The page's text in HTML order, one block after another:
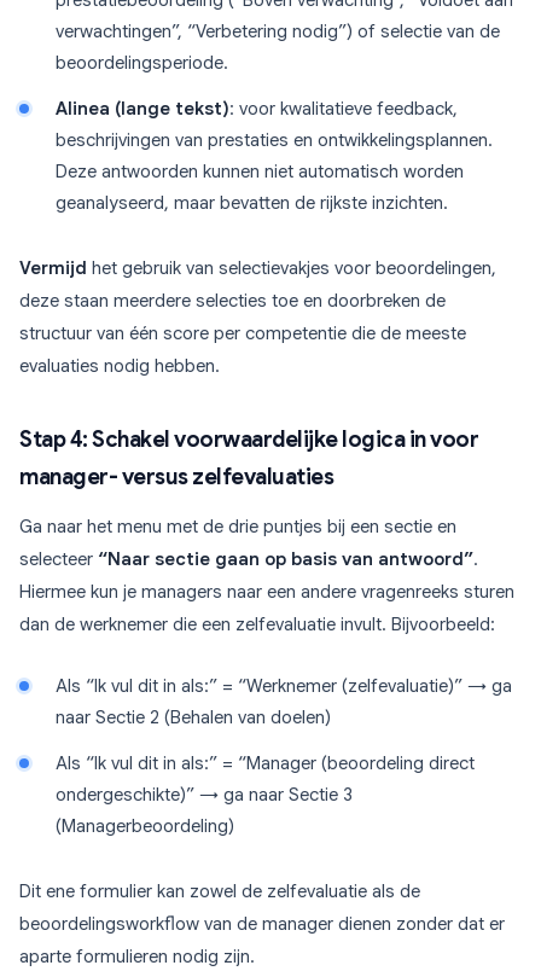
verwachtingen”, “Verbetering nodig”) of selectie van de
beoordelingsperiode.
Alinea (lange tekst): voor kwalitatieve feedback,
beschrijvingen van prestaties en ontwikkelingsplannen.
Deze antwoorden kunnen niet automatisch worden
geanalyseerd, maar bevatten de rijkste inzichten.
Vermijd het gebruik van selectievakjes voor beoordelingen,
deze staan meerdere selecties toe en doorbreken de
structuur van één score per competentie die de meeste
evaluaties nodig hebben.
Stap 4: Schakel voorwaardelijke logica in voor
manager- versus zelfevaluaties
Ga naar het menu met de drie puntjes bij een sectie en
selecteer “Naar sectie gaan op basis van antwoord”.
Hiermee kun je managers naar een andere vragenreeks sturen
dan de werknemer die een zelfevaluatie invult. Bijvoorbeeld:
Als “Ik vul dit in als:” = “Werknemer (zelfevaluatie)” → ga
naar Sectie 2 (Behalen van doelen)
Als “Ik vul dit in als:” = “Manager (beoordeling direct
ondergeschikte)” → ga naar Sectie 3
(Managerbeoordeling)
Dit ene formulier kan zowel de zelfevaluatie als de
beoordelingsworkflow van de manager dienen zonder dat er
aparte formulieren nodig zijn.